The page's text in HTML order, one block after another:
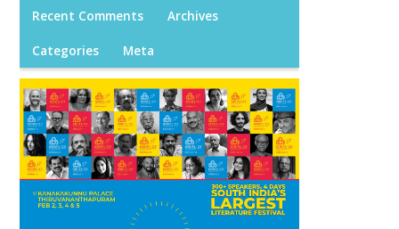
Recent Comments Archives
Categories Meta